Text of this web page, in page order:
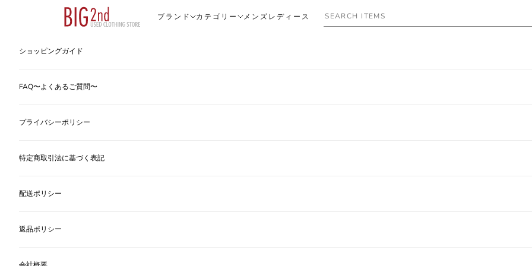
ヴィンテージ古着のオンライン通販なら【公式】古着屋BIG2nd
ブランド カテゴリー メンズレディース
ショッピングガイド
FAQ〜よくあるご質問〜
プライバシーポリシー
特定商取引法に基づく表記
配送ポリシー
返品ポリシー